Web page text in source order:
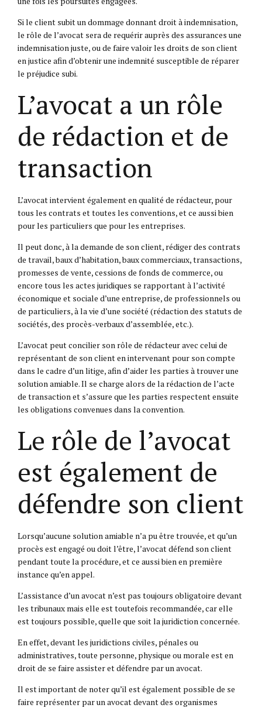
Si le client subit un dommage donnant droit à indemnisation,
le rôle de l’avocat sera de requérir auprès des assurances une
indemnisation juste, ou de faire valoir les droits de son client
en justice afin d’obtenir une indemnité susceptible de réparer
le préjudice subi.
L’avocat a un rôle
de rédaction et de
transaction
L’avocat intervient également en qualité de rédacteur, pour
tous les contrats et toutes les conventions, et ce aussi bien
pour les particuliers que pour les entreprises.
Il peut donc, à la demande de son client, rédiger des contrats
de travail, baux d’habitation, baux commerciaux, transactions,
promesses de vente, cessions de fonds de commerce, ou
encore tous les actes juridiques se rapportant à l’activité
économique et sociale d’une entreprise, de professionnels ou
de particuliers, à la vie d’une société (rédaction des statuts de
sociétés, des procès-verbaux d’assemblée, etc.).
L’avocat peut concilier son rôle de rédacteur avec celui de
représentant de son client en intervenant pour son compte
dans le cadre d’un litige, afin d’aider les parties à trouver une
solution amiable. Il se charge alors de la rédaction de l’acte
de transaction et s’assure que les parties respectent ensuite
les obligations convenues dans la convention.
Le rôle de l’avocat
est également de
défendre son client
Lorsqu’aucune solution amiable n’a pu être trouvée, et qu’un
procès est engagé ou doit l’être, l’avocat défend son client
pendant toute la procédure, et ce aussi bien en première
instance qu’en appel.
L’assistance d’un avocat n’est pas toujours obligatoire devant
les tribunaux mais elle est toutefois recommandée, car elle
est toujours possible, quelle que soit la juridiction concernée.
En effet, devant les juridictions civiles, pénales ou
administratives, toute personne, physique ou morale est en
droit de se faire assister et défendre par un avocat.
Il est important de noter qu’il est également possible de se
faire représenter par un avocat devant des organismes